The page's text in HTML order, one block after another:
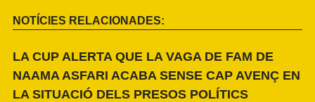
NOTÍCIES RELACIONADES:
LA CUP ALERTA QUE LA VAGA DE FAM DE
NAAMA ASFARI ACABA SENSE CAP AVENÇ EN
LA SITUACIÓ DELS PRESOS POLÍTICS